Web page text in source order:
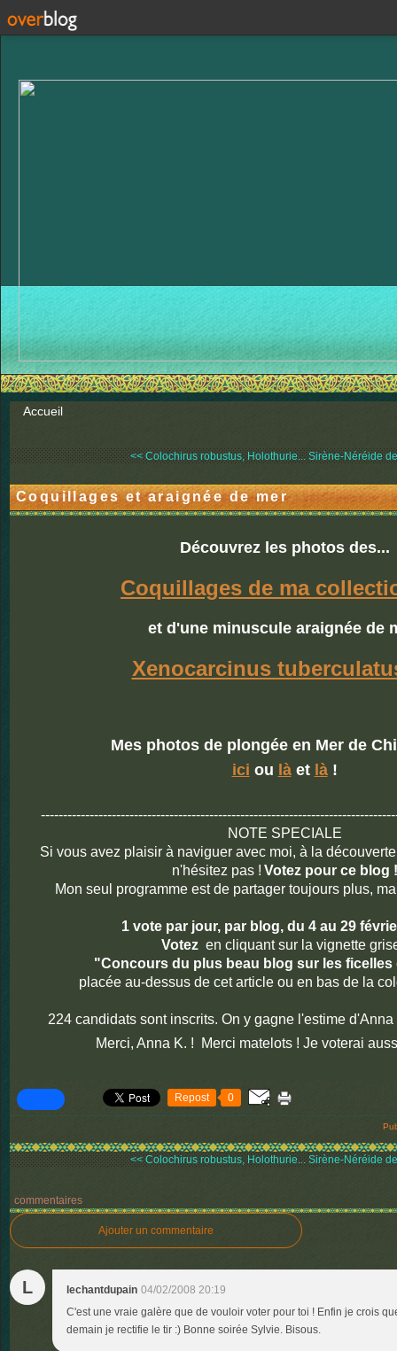
Accueil
<< Colochirus robustus, Holothurie... Sirène-Néréide
Coquillages et araignée de mer
Découvrez les photos des...
Coquillages de ma
et d'une minuscule araignée de
Xenocarcinus
Mes photos de plongée en Mer de
ici ou làet là!
NOTE SPECIALE
Si vous avez plaisir à naviguer avec moi, à la
n'hésitez pas ! Votez pour ce blog !
Mon seul programme est de partager toujours plus,
1 vote par jour, par blog, du 4 au 29
Votez en cliquant sur la vignette
"Concours du plus beau blog sur les ficelles
placée au-dessus de cet article ou en bas de la
224 candidats sont inscrits. On y gagne l'estime
Merci, Anna K. ! Merci matelots ! Je voterai
Repost 0
<< Colochirus robustus, Holothurie... Sirène-Néréide
commentaires
Ajouter un commentaire
L lechantdupain 04/02/2008 20:19
C'est une vraie galère que de vouloir voter pour toi ! Enfin je crois
demain je rectifie le tir :) Bonne soirée Sylvie. Bisous.